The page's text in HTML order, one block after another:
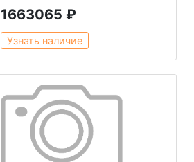
1663065 ₽
Узнать наличие